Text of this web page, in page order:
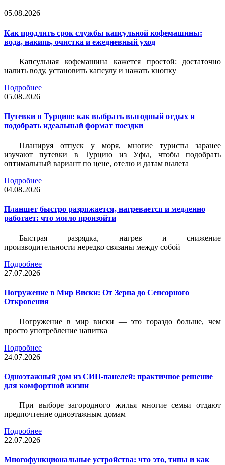
05.08.2026
Как продлить срок службы капсульной кофемашины:
вода, накипь, очистка и ежедневный уход
Капсульная кофемашина кажется простой: достаточно
налить воду, установить капсулу и нажать кнопку
Подробнее
05.08.2026
Путевки в Турцию: как выбрать выгодный отдых и
подобрать идеальный формат поездки
Планируя отпуск у моря, многие туристы заранее
изучают путевки в Турцию из Уфы, чтобы подобрать
оптимальный вариант по цене, отелю и датам вылета
Подробнее
04.08.2026
Планшет быстро разряжается, нагревается и медленно
работает: что могло произойти
Быстрая разрядка, нагрев и снижение
производительности нередко связаны между собой
Подробнее
27.07.2026
Погружение в Мир Виски: От Зерна до Сенсорного
Откровения
Погружение в мир виски — это гораздо больше, чем
просто употребление напитка
Подробнее
24.07.2026
Одноэтажный дом из СИП-панелей: практичное решение
для комфортной жизни
При выборе загородного жилья многие семьи отдают
предпочтение одноэтажным домам
Подробнее
22.07.2026
Многофункциональные устройства: что это, типы и как